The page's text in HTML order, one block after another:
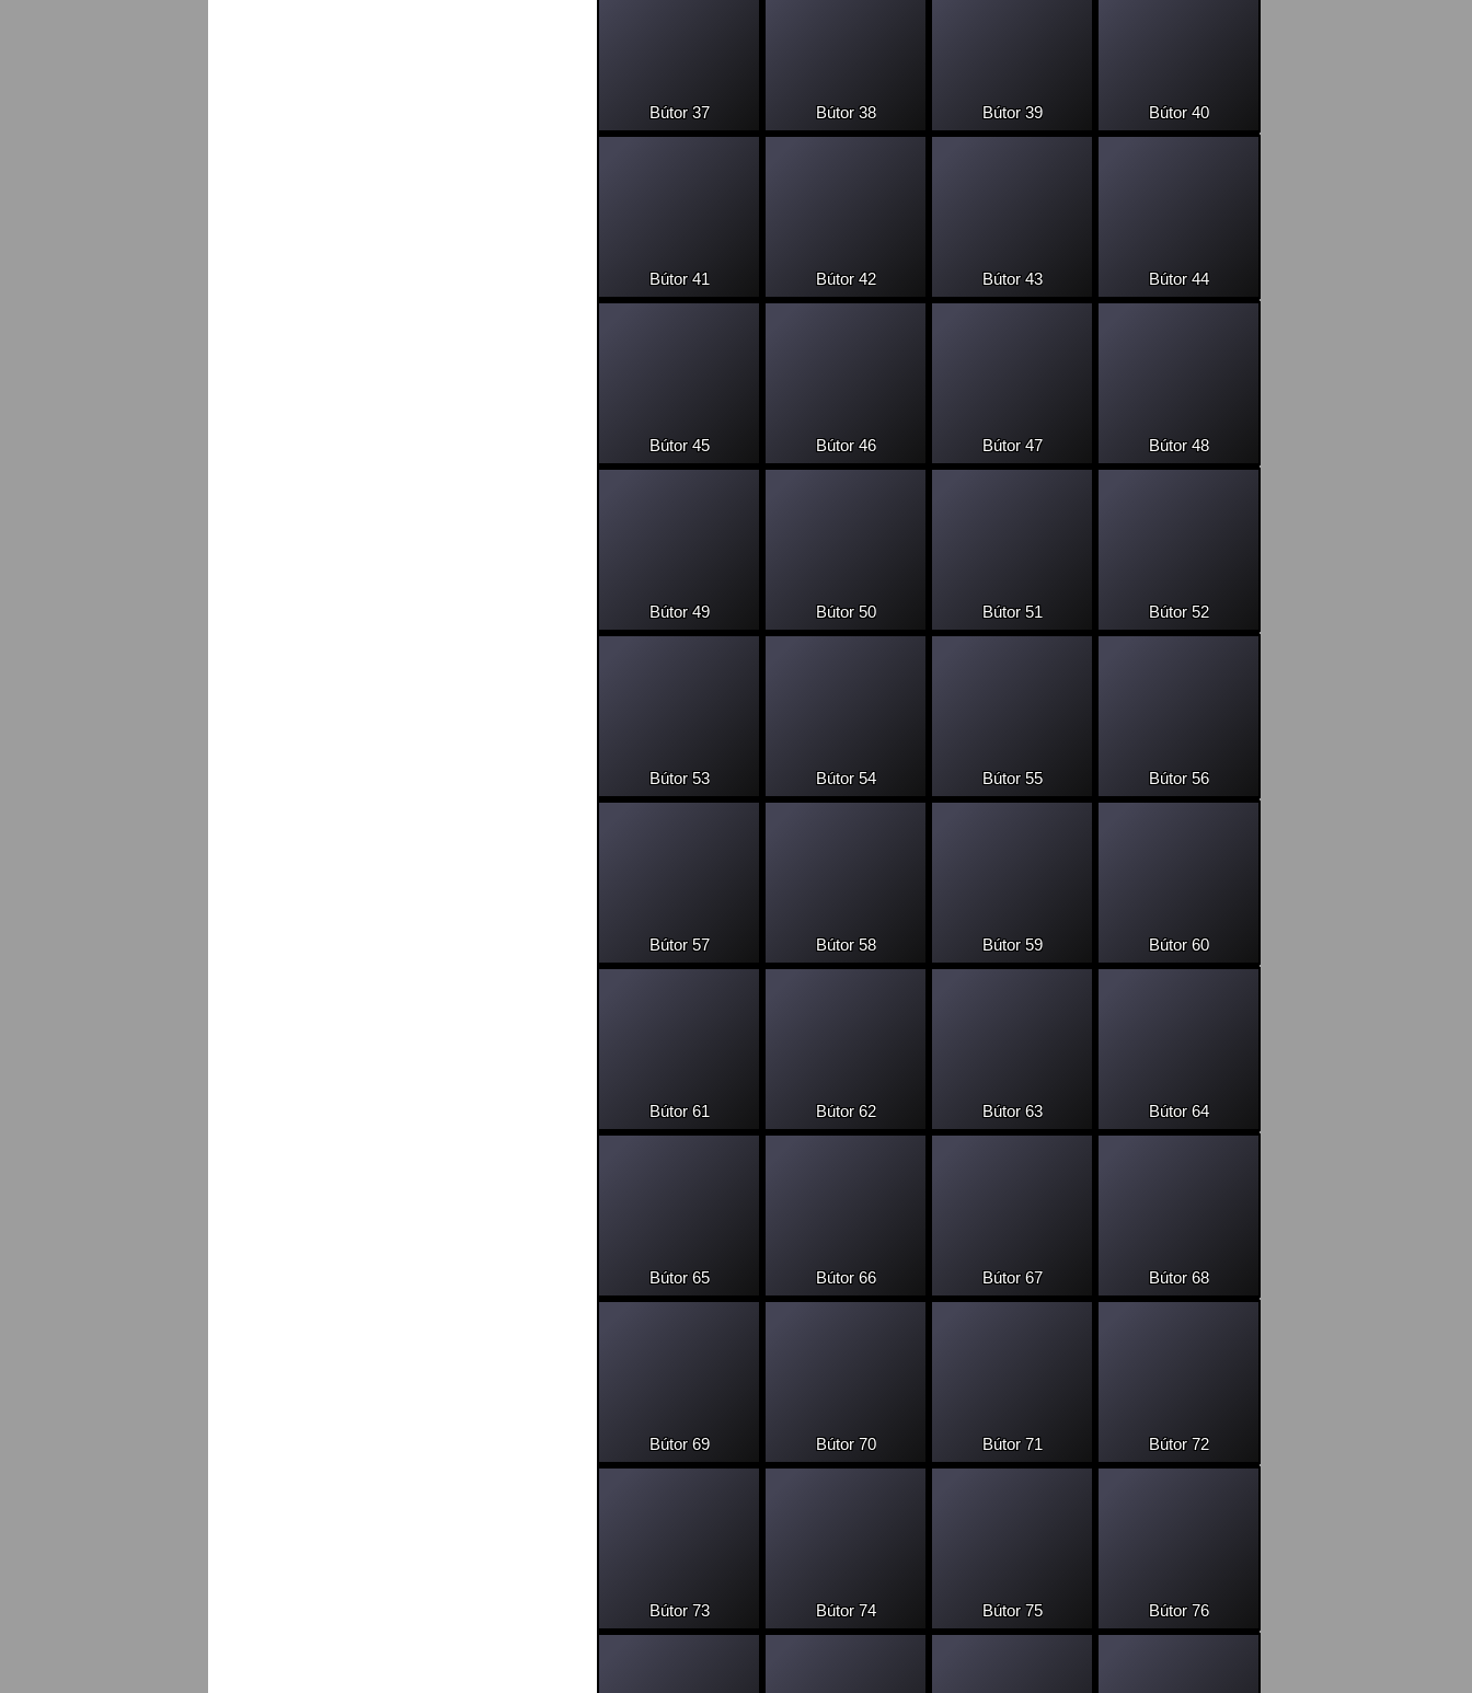
Bútor 37 Bútor 38 Bútor 39 Bútor 40
Bútor 41 Bútor 42 Bútor 43 Bútor 44
Bútor 45 Bútor 46 Bútor 47 Bútor 48
Bútor 49 Bútor 50 Bútor 51 Bútor 52
Bútor 53 Bútor 54 Bútor 55 Bútor 56
Bútor 57 Bútor 58 Bútor 59 Bútor 60
Bútor 61 Bútor 62 Bútor 63 Bútor 64
Bútor 65 Bútor 66 Bútor 67 Bútor 68
Bútor 69 Bútor 70 Bútor 71 Bútor 72
Bútor 73 Bútor 74 Bútor 75 Bútor 76